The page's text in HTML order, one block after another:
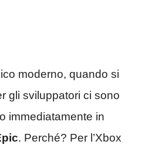
moderno, quando si
gli sviluppatori ci sono
immediatamente in
. Perché? Per l’Xbox